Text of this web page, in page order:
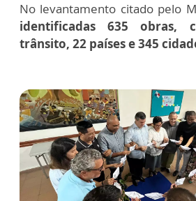
No levantamento citado pelo
identificadas 635 obras,
trânsito, 22 países e 345